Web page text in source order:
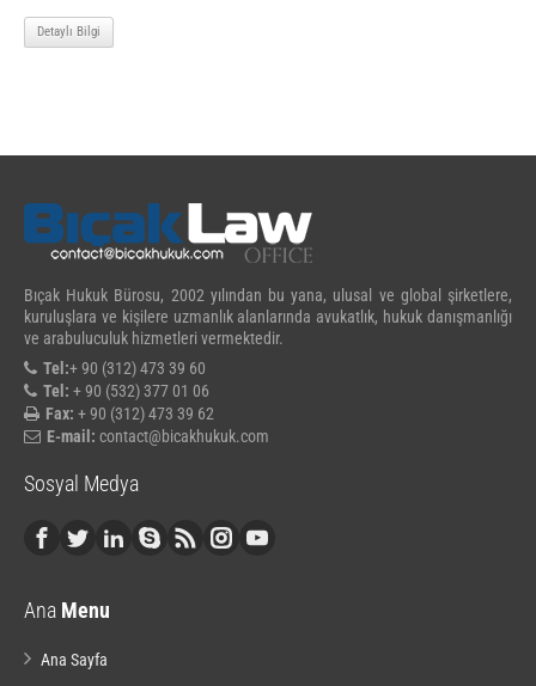
Detaylı Bilgi
Bıçak Hukuk Bürosu, 2002 yılından bu yana, ulusal ve global şirketlere,
kuruluşlara ve kişilere uzmanlık alanlarında avukatlık, hukuk danışmanlığı
ve arabuluculuk hizmetleri vermektedir.
Tel:+ 90 (312) 473 39 60
Tel: + 90 (532) 377 01 06
Fax: + 90 (312) 473 39 62
E-mail: contact@bicakhukuk.com
Sosyal Medya
Ana Menu
Ana Sayfa